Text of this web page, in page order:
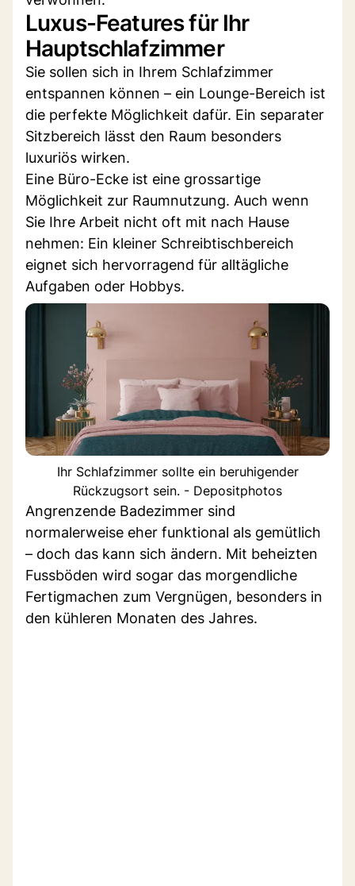
Luxus-Features für Ihr
Hauptschlafzimmer
Sie sollen sich in Ihrem Schlafzimmer
entspannen können – ein Lounge-Bereich ist
die perfekte Möglichkeit dafür. Ein separater
Sitzbereich lässt den Raum besonders
luxuriös wirken.
Eine Büro-Ecke ist eine grossartige
Möglichkeit zur Raumnutzung. Auch wenn
Sie Ihre Arbeit nicht oft mit nach Hause
nehmen: Ein kleiner Schreibtischbereich
eignet sich hervorragend für alltägliche
Aufgaben oder Hobbys.
Ihr Schlafzimmer sollte ein beruhigender
Rückzugsort sein. - Depositphotos
Angrenzende Badezimmer sind
normalerweise eher funktional als gemütlich
– doch das kann sich ändern. Mit beheizten
Fussböden wird sogar das morgendliche
Fertigmachen zum Vergnügen, besonders in
den kühleren Monaten des Jahres.